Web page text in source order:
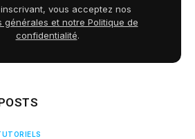
vous acceptez nos
générales et notre Politique de
confidentialité.